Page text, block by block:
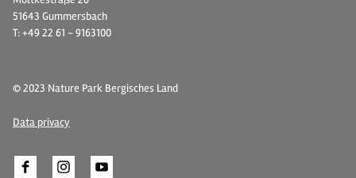
51643 Gummersbach
T: +49 22 61 - 9163100
© 2023 Nature Park Bergisches Land
Data privacy